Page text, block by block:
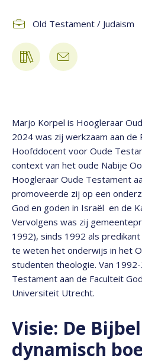
Old Testament / Judaism
Marjo Korpel is Hoogleraar
2024 was zij werkzaam aan de
Hoofddocent voor Oude
context van het oude Nabije
Hoogleraar Oude Testament
promoveerde zij op een
God en goden in Israël en de
Vervolgens was zij
1992), sinds 1992 als
te weten het onderwijs in het
studenten theologie. Van
Testament aan de Faculteit
Universiteit Utrecht.
Visie: De
dynamisch